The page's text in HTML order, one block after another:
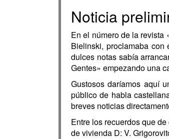
Noticia
En el número de la revista
Bielinski, proclamaba
dulces notas sabía
Gentes» empezando una
Gustosos daríamos aquí
público de habla
breves noticias
Entre los recuerdos que
de vivienda D: V.